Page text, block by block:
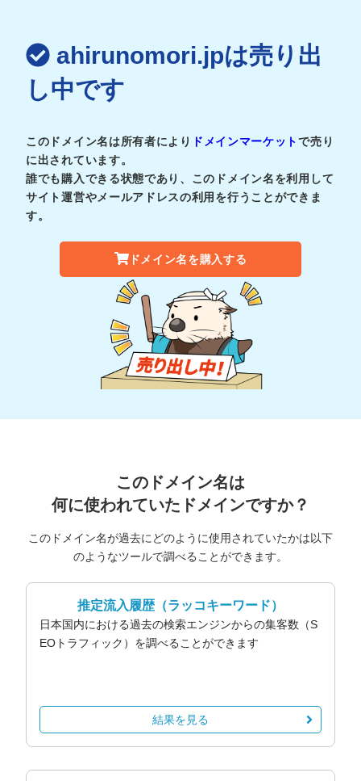
ahirunomori.jpは売り出
し中です
このドメイン名は所有者により ドメインマーケットで売り
に出されています。
誰でも購入できる状態であり、このドメイン名を利用して
サイト運営やメールアドレスの利用を行うことができま
す。
ドメイン名を購入する
このドメイン名は
何に使われていたドメインですか？
このドメイン名が過去にどのように使用されていたかは以下
のようなツールで調べることができます。
推定流入履歴（ラッコキーワード）
日本国内における過去の検索エンジンからの集客数（S
EOトラフィック）を調べることができます
結果を見る